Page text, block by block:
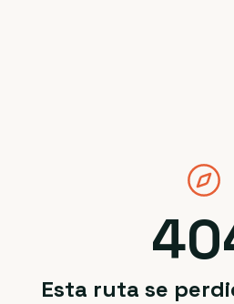
Esta ruta se